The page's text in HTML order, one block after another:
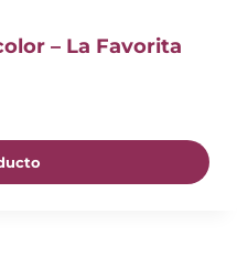
– La Favorita